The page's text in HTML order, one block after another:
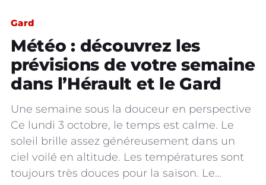
Gard
Météo : découvrez les
prévisions de votre semaine
dans l’Hérault et le Gard
Une semaine sous la douceur en perspective
Ce lundi 3 octobre, le temps est calme. Le
soleil brille assez généreusement dans un
ciel voilé en altitude. Les températures sont
toujours très douces pour la saison. Le…